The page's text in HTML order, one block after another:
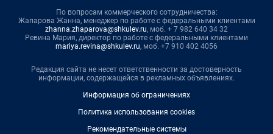
По вопросам коммерческого сотрудничества:
Жапарова Жанна, менеджер по работе с федеральными клиентами
zhanna.zhaparova@shkulev.ru, моб. + 7 982 640 34 32
Ревина Мария, директор по работе с федеральными клиентами
mariya.revina@shkulev.ru, моб. +7 910 402 4056
Редакция сайта не несет ответственности за достоверность
информации, содержащейся в рекламных объявлениях.
Информация об ограничениях
Политика использования cookies
Рекомендательные системы